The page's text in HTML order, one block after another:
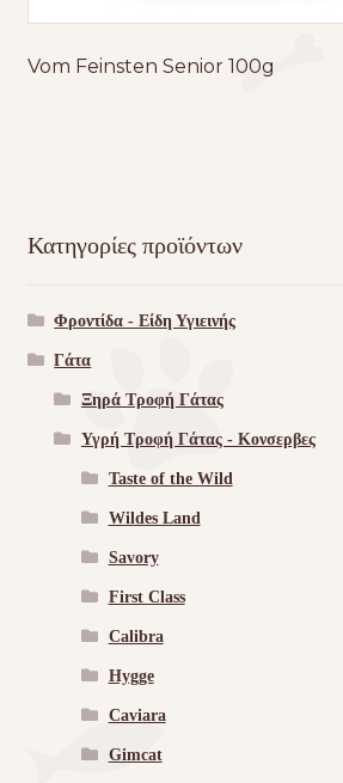
Vom Feinsten Senior 100g
Κατηγορίες προϊόντων
Φροντίδα - Είδη Υγιεινής
Γάτα
Ξηρά Τροφή Γάτας
Υγρή Τροφή Γάτας - Kονσερβες
Taste of the Wild
Wildes Land
Savory
First Class
Calibra
Hygge
Caviara
Gimcat